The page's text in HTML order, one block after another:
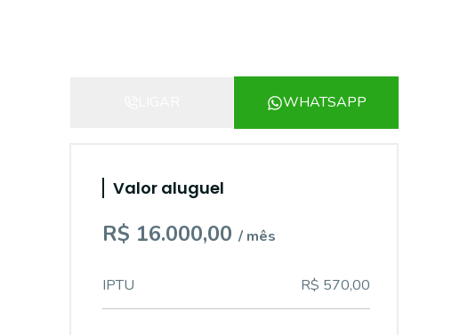
WHATSAPP
Valor aluguel
R$ 16.000,00 / mês
IPTU R$ 570,00